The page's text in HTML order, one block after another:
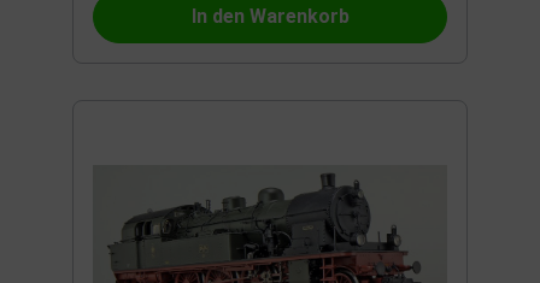
In den Warenkorb